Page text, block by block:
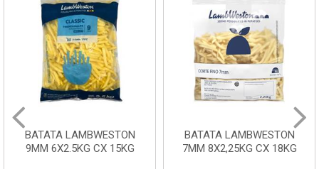
BATATA LAMBWESTON
9MM 6X2.5KG CX 15KG
BATATA LAMBWESTON
7MM 8X2,25KG CX 18KG